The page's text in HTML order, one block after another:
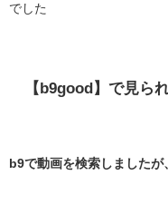
でした
【b9good】で見ら
b9で動画を検索しましたが